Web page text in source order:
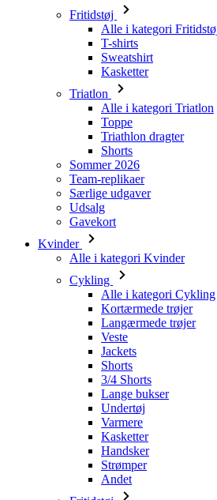
Fritidstøj
Alle i kategori
T-shirts
Sweatshirt
Kasketter
Triatlon
Alle i kategori Triatlon
Toppe
Triathlon dragter
Shorts
Sommer 2026
Team-replikaer
Særlige udgaver
Udsalg
Gavekort
Kvinder
Alle i kategori Kvinder
Cykling
Alle i kategori Cykling
Kortærmede trøjer
Langærmede trøjer
Veste
Jackets
Shorts
3/4 Shorts
Lange bukser
Undertøj
Varmere
Kasketter
Handsker
Strømper
Andet